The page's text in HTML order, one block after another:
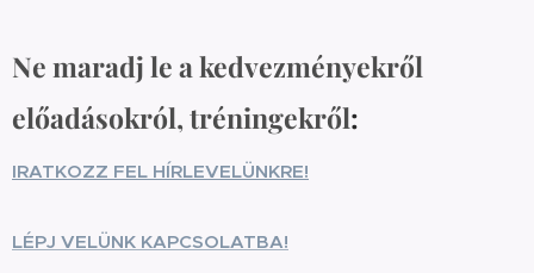
Ne maradj le a kedvezményekről
előadásokról, tréningekről:
IRATKOZZ FEL HÍRLEVELÜNKRE!
LÉPJ VELÜNK KAPCSOLATBA!